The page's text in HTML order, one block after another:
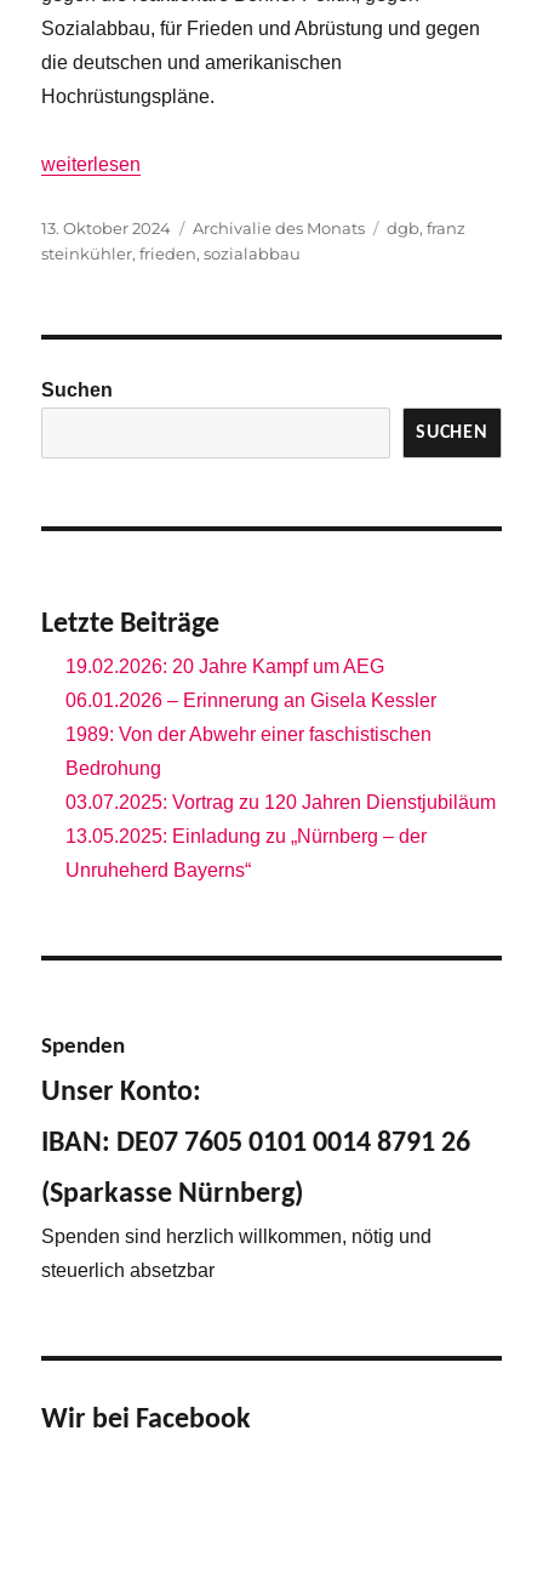
Sozialabbau, für Frieden und Abrüstung und gegen
die deutschen und amerikanischen
Hochrüstungspläne.
„Demos für Soziales und Frieden 1985 und 2024“
weiterlesen
Veröffentlicht
am
13. Oktober 2024 Kategorien
Archivalie des Monats Schlagwörter
dgb,franz
steinkühler,frieden,sozialabbau
Suchen
SUCHEN
Letzte Beiträge
19.02.2026: 20 Jahre Kampf um AEG
06.01.2026 – Erinnerung an Gisela Kessler
1989: Von der Abwehr einer faschistischen
Bedrohung
03.07.2025: Vortrag zu 120 Jahren Dienstjubiläum
13.05.2025: Einladung zu „Nürnberg – der
Unruheherd Bayerns“
Spenden
Unser Konto:
IBAN: DE07 7605 0101 0014 8791 26
(Sparkasse Nürnberg)
Spenden sind herzlich willkommen, nötig und
steuerlich absetzbar
Wir bei Facebook